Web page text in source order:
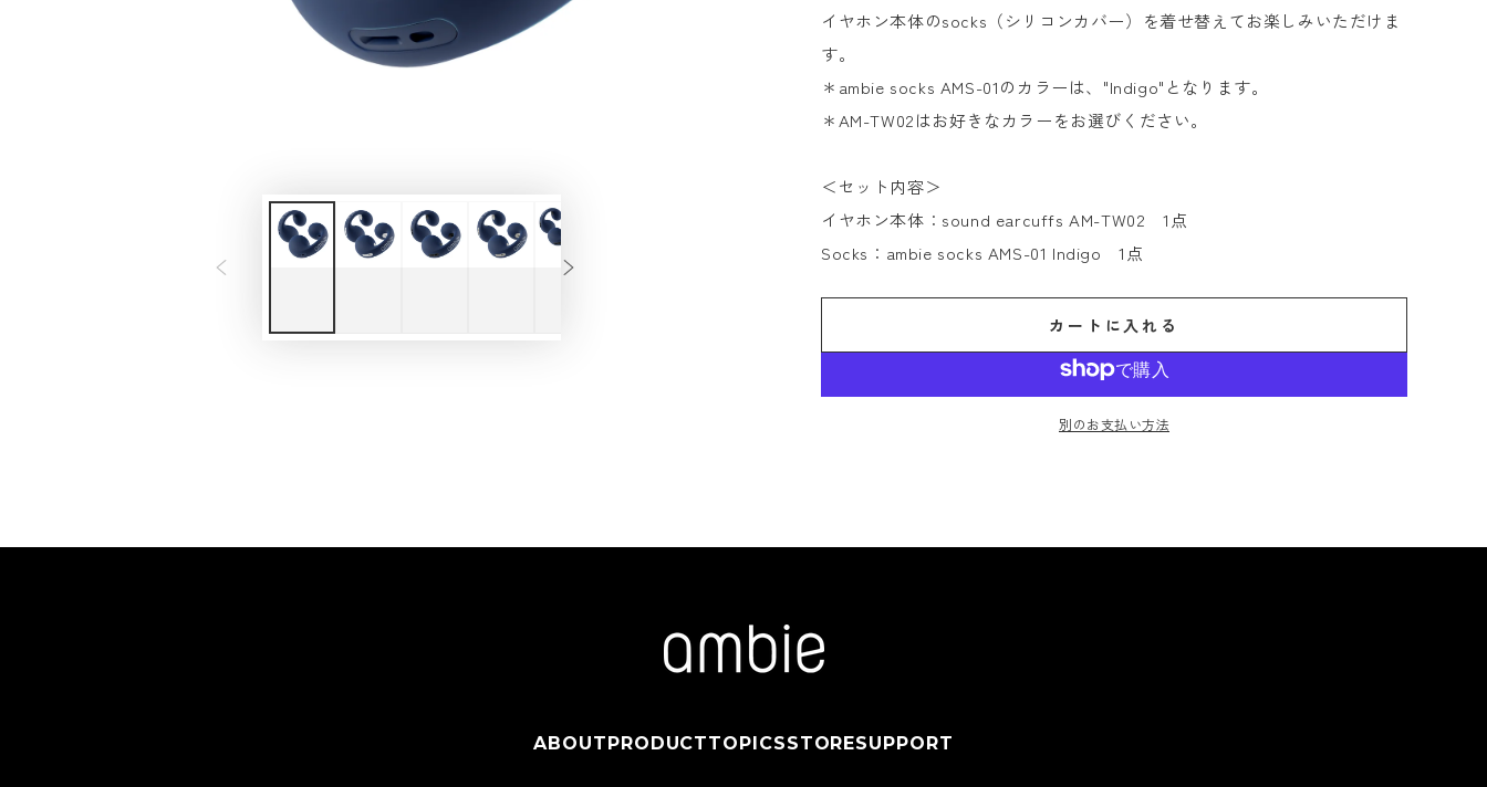
メ
デ
く
イヤホン本体のsocks（シリコンカバー）を着せ替えてお楽しみいただけま
す。
＊ ambie socks AMS-01のカラーは、 "Indigo"となります。
＊AM-TW02はお好きなカラーをお選びください。
＜セット内容＞
イヤホン本体： sound earcuffs AM-TW02 1点
Socks ： ambie socks AMS-01 Indigo 1 点
カートに入れる
別のお支払い方法
ABOUTPRODUCTTOPICSSTORESUPPORT